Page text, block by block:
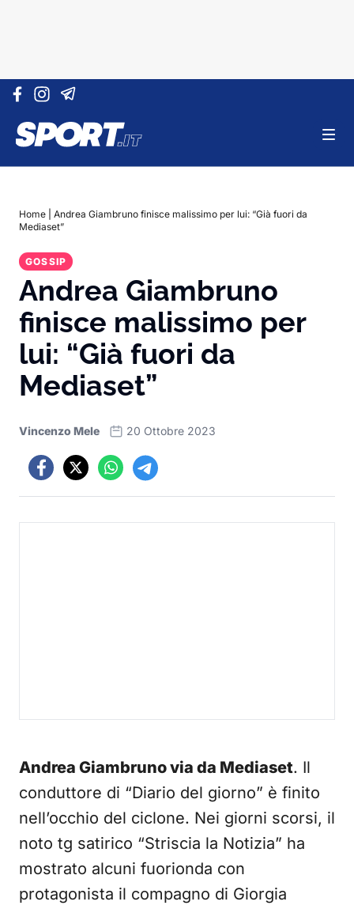
Vai al contenuto
Home
Andrea Giambruno finisce malissimo per lui: “Già fuori da
Mediaset”
GOSSIP
Andrea Giambruno
finisce malissimo per
lui: “Già fuori da
Mediaset”
Vincenzo Mele 20 Ottobre 2023
Andrea Giambruno via da Mediaset. Il
conduttore di “Diario del giorno” è finito
nell’occhio del ciclone. Nei giorni scorsi, il
noto tg satirico “Striscia la Notizia” ha
mostrato alcuni fuorionda con
protagonista il compagno di Giorgia